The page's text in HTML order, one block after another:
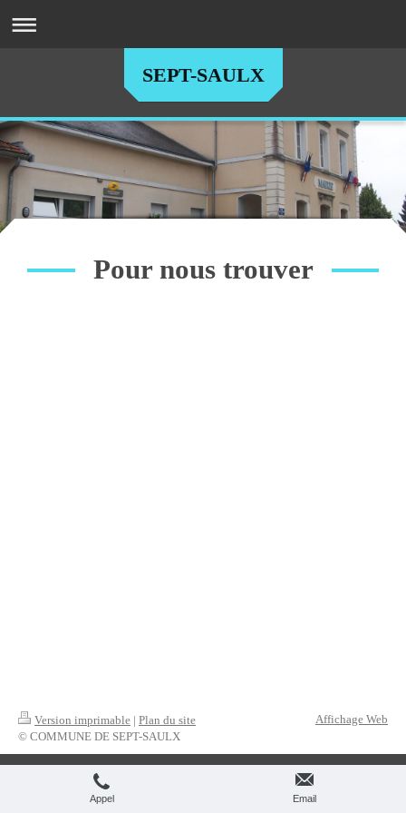
SEPT-SAULX
Pour nous trouver
Version imprimable | Plan du site
© COMMUNE DE SEPT-SAULX
Affichage Web
Appel Email